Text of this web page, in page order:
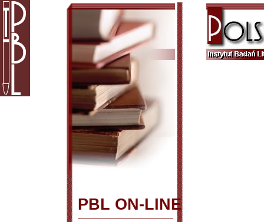
PBL ON-LINE